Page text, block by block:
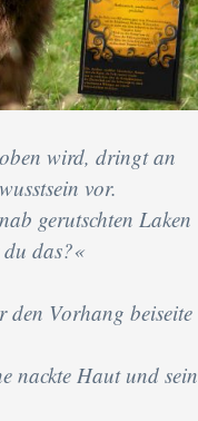
wird, dringt an
vor.
gerutschten Laken
das?«
den Vorhang beiseite
nackte Haut und